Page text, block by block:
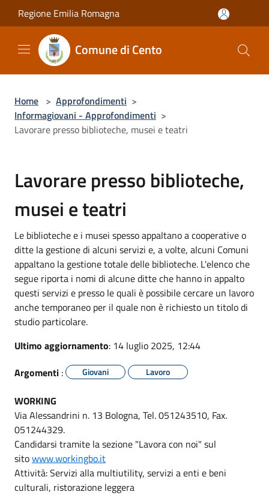
Salta al contenuto principale
Regione Emilia Romagna
Comune di Cento
Home > Approfondimenti >
Informagiovani - Approfondimenti >
Lavorare presso biblioteche, musei e teatri
Lavorare presso biblioteche,
musei e teatri
Le biblioteche e i musei spesso appaltano a cooperative o
ditte la gestione di alcuni servizi e, a volte, alcuni Comuni
appaltano la gestione totale delle biblioteche. L'elenco che
segue riporta i nomi di alcune ditte che hanno in appalto
questi servizi e presso le quali è possibile cercare un lavoro
anche temporaneo per il quale non è richiesto un titolo di
studio particolare.
Ultimo aggiornamento: 14 luglio 2025, 12:44
Argomenti : Giovani Lavoro
WORKING
Via Alessandrini n. 13 Bologna, Tel. 051243510, Fax.
051244329.
Candidarsi tramite la sezione "Lavora con noi" sul
sitowww.workingbo.it
Attività: Servizi alla multiutility, servizi a enti e beni
culturali, ristorazione leggera